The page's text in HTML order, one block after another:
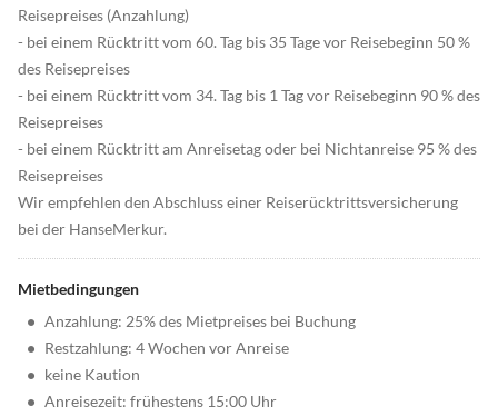
Reisepreises (Anzahlung)
- bei einem Rücktritt vom 60. Tag bis 35 Tage vor Reisebeginn 50 %
des Reisepreises
- bei einem Rücktritt vom 34. Tag bis 1 Tag vor Reisebeginn 90 % des
Reisepreises
- bei einem Rücktritt am Anreisetag oder bei Nichtanreise 95 % des
Reisepreises
Wir empfehlen den Abschluss einer Reiserücktrittsversicherung
bei der HanseMerkur.
Mietbedingungen
• Anzahlung: 25% des Mietpreises bei Buchung
• Restzahlung: 4 Wochen vor Anreise
• keine Kaution
• Anreisezeit: frühestens 15:00 Uhr